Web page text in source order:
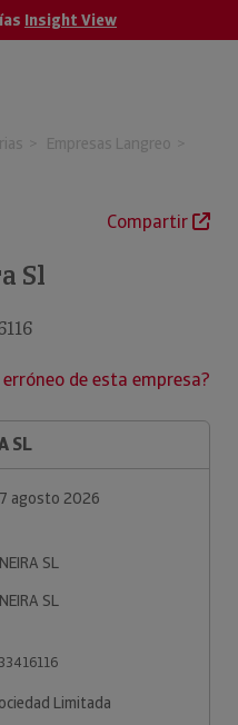
Insight View
Empresas Langreo
Compartir
Sl
de esta empresa?
SL
agosto 2026
SL
SL
Limitada